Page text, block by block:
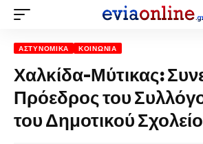
ΑΣΤΥΝΟΜΙΚΆ ΚΟΙΝΩΝΊΑ
Χαλκίδα-Μύτικας:
Πρόεδρος του
του Δημοτικού